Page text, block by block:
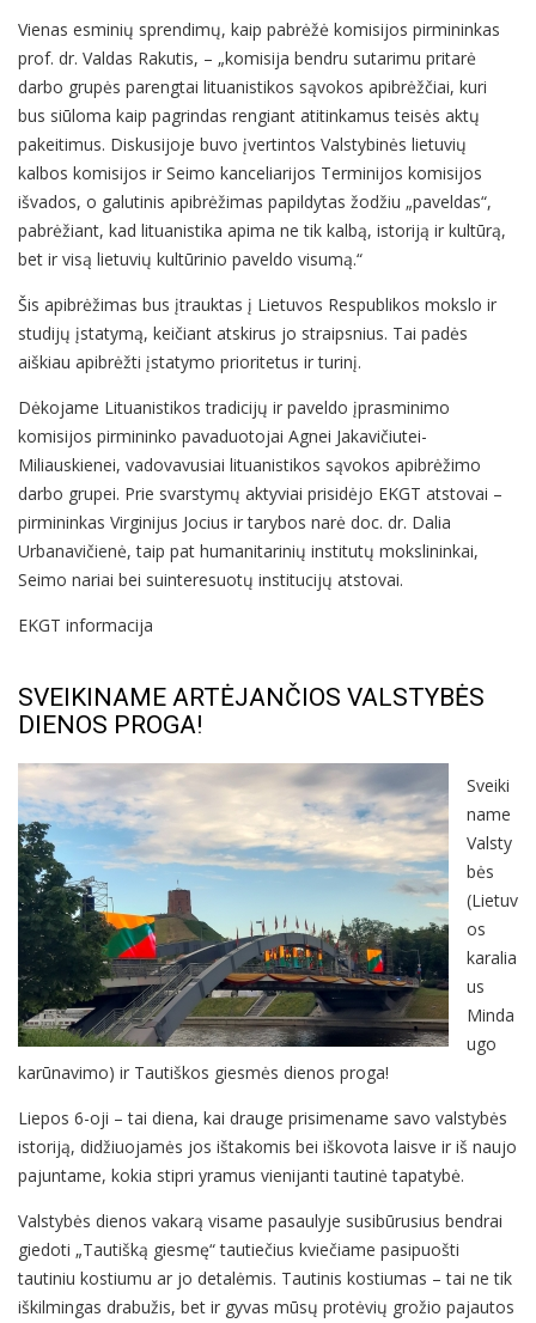
Vienas esminių sprendimų, kaip pabrėžė komisijos pirmininkas
prof. dr. Valdas Rakutis, – „komisija bendru sutarimu pritarė
darbo grupės parengtai lituanistikos sąvokos apibrėžčiai, kuri
bus siūloma kaip pagrindas rengiant atitinkamus teisės aktų
pakeitimus. Diskusijoje buvo įvertintos Valstybinės lietuvių
kalbos komisijos ir Seimo kanceliarijos Terminijos komisijos
išvados, o galutinis apibrėžimas papildytas žodžiu „paveldas“,
pabrėžiant, kad lituanistika apima ne tik kalbą, istoriją ir kultūrą,
bet ir visą lietuvių kultūrinio paveldo visumą.“
Šis apibrėžimas bus įtrauktas į Lietuvos Respublikos mokslo ir
studijų įstatymą, keičiant atskirus jo straipsnius. Tai padės
aiškiau apibrėžti įstatymo prioritetus ir turinį.
Dėkojame Lituanistikos tradicijų ir paveldo įprasminimo
komisijos pirmininko pavaduotojai Agnei Jakavičiutei-
Miliauskienei, vadovavusiai lituanistikos sąvokos apibrėžimo
darbo grupei. Prie svarstymų aktyviai prisidėjo EKGT atstovai –
pirmininkas Virginijus Jocius ir tarybos narė doc. dr. Dalia
Urbanavičienė, taip pat humanitarinių institutų mokslininkai,
Seimo nariai bei suinteresuotų institucijų atstovai.
EKGT informacija
SVEIKINAME ARTĖJANČIOS VALSTYBĖS
DIENOS PROGA!
Sveiki
name
Valsty
bės
(Lietuv
os
karalia
us
Minda
ugo
karūnavimo) ir Tautiškos giesmės dienos proga!
Liepos 6-oji – tai diena, kai drauge prisimename savo valstybės
istoriją, didžiuojamės jos ištakomis bei iškovota laisve ir iš naujo
pajuntame, kokia stipri yramus vienijanti tautinė tapatybė.
Valstybės dienos vakarą visame pasaulyje susibūrusius bendrai
giedoti „Tautišką giesmę“ tautiečius kviečiame pasipuošti
tautiniu kostiumu ar jo detalėmis. Tautinis kostiumas – tai ne tik
iškilmingas drabužis, bet ir gyvas mūsų protėvių grožio pajautos